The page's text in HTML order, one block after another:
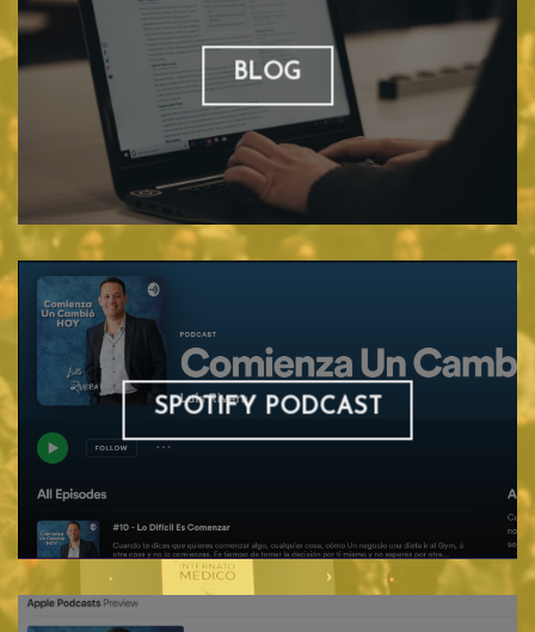
BLOG
SPOTIFY PODCAST